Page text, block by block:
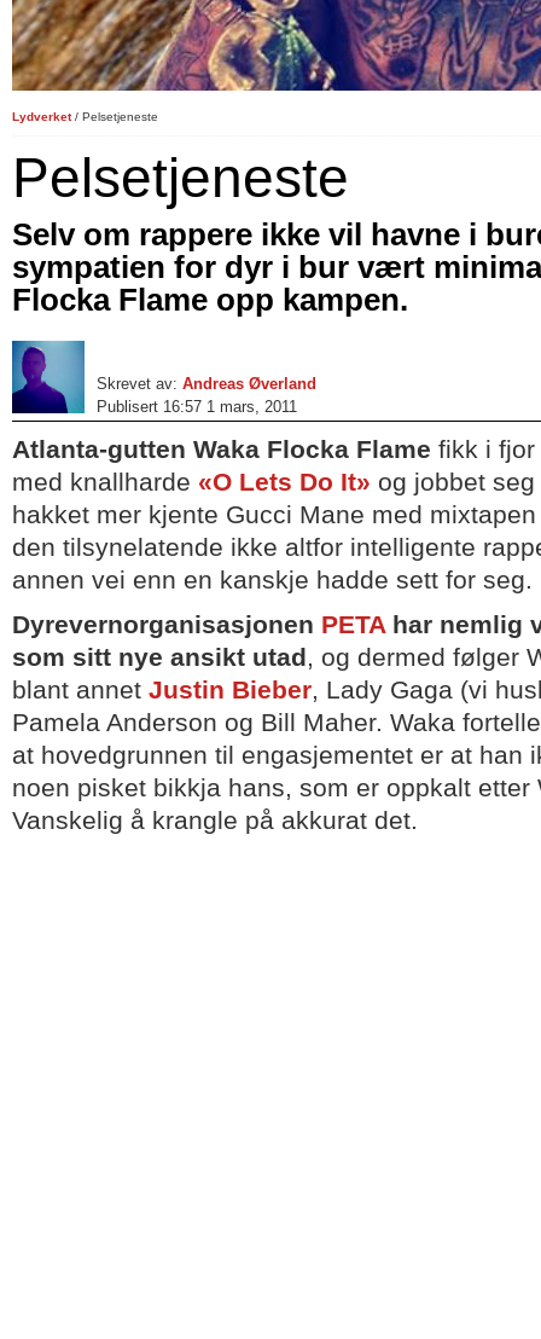
Lydverket/ Pelsetjeneste
Pelsetjeneste
Selv om rappere ikke vil havne i
sympatien for dyr i bur vært
Flocka Flame opp kampen.
Skrevet av: Andreas Øverland
Publisert 16:57 1 mars, 2011
Atlanta-gutten Waka Flocka Flame fikk i
med knallharde «O Lets Do It» og jobbet
hakket mer kjente Gucci Mane med
den tilsynelatende ikke altfor intelligente
annen vei enn en kanskje hadde sett for seg.
Dyrevernorganisasjonen PETAhar nemlig
som sitt nye ansikt utad, og dermed følger
blant annet Justin Bieber, Lady Gaga (vi
Pamela Anderson og Bill Maher. Waka
at hovedgrunnen til engasjementet er at han
noen pisket bikkja hans, som er oppkalt etter
Vanskelig å krangle på akkurat det.